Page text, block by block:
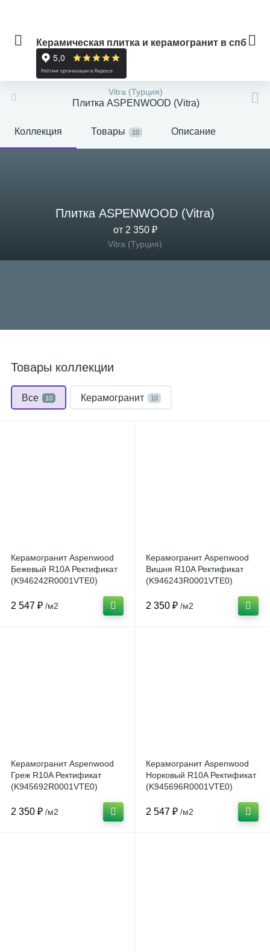
Керамическая плитка и керамогранит в спб
Vitra (Турция)
Плитка ASPENWOOD (Vitra)
Коллекция Товары 10 Описание
Плитка ASPENWOOD (Vitra)
от 2 350 ₽
Vitra (Турция)
Товары коллекции
Все 10 Керамогранит 10
Керамогранит Aspenwood
Бежевый R10A Ректификат
(K946242R0001VTE0)
2 547 ₽ /м2
Керамогранит Aspenwood
Вишня R10A Ректификат
(K946243R0001VTE0)
2 350 ₽ /м2
Керамогранит Aspenwood
Греж R10A Ректификат
(K945692R0001VTE0)
2 350 ₽ /м2
Керамогранит Aspenwood
Норковый R10A Ректификат
(K945696R0001VTE0)
2 547 ₽ /м2